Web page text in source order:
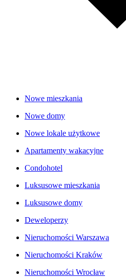
Nowe mieszkania
Nowe domy
Nowe lokale użytkowe
Apartamenty wakacyjne
Condohotel
Luksusowe mieszkania
Luksusowe domy
Deweloperzy
Nieruchomości Warszawa
Nieruchomości Kraków
Nieruchomości Wrocław